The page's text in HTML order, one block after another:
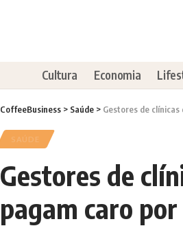
Cultura Economia
CoffeeBusiness > Saúde > Gestores de
SAÚDE
Gestores de
pagam caro por